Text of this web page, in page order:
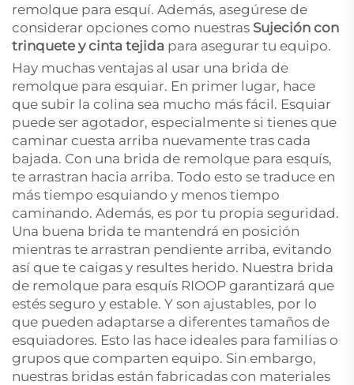
remolque para esquí. Además, asegúrese de
considerar opciones como nuestras Sujeción con
trinquete y cinta tejida para asegurar tu equipo.
Hay muchas ventajas al usar una brida de
remolque para esquiar. En primer lugar, hace
que subir la colina sea mucho más fácil. Esquiar
puede ser agotador, especialmente si tienes que
caminar cuesta arriba nuevamente tras cada
bajada. Con una brida de remolque para esquís,
te arrastran hacia arriba. Todo esto se traduce en
más tiempo esquiando y menos tiempo
caminando. Además, es por tu propia seguridad.
Una buena brida te mantendrá en posición
mientras te arrastran pendiente arriba, evitando
así que te caigas y resultes herido. Nuestra brida
de remolque para esquís RIOOP garantizará que
estés seguro y estable. Y son ajustables, por lo
que pueden adaptarse a diferentes tamaños de
esquiadores. Esto las hace ideales para familias o
grupos que comparten equipo. Sin embargo,
nuestras bridas están fabricadas con materiales